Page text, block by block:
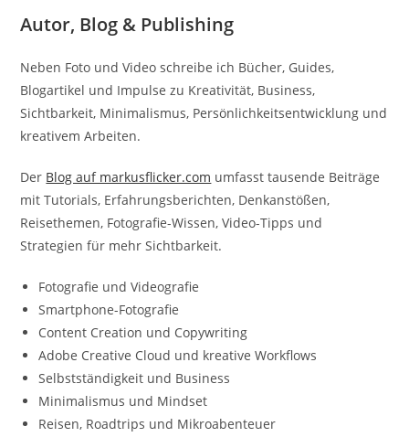
Autor, Blog & Publishing
Neben Foto und Video schreibe ich Bücher, Guides,
Blogartikel und Impulse zu Kreativität, Business,
Sichtbarkeit, Minimalismus, Persönlichkeitsentwicklung und
kreativem Arbeiten.
Der Blog auf markusflicker.com umfasst tausende Beiträge
mit Tutorials, Erfahrungsberichten, Denkanstößen,
Reisethemen, Fotografie-Wissen, Video-Tipps und
Strategien für mehr Sichtbarkeit.
Fotografie und Videografie
Smartphone-Fotografie
Content Creation und Copywriting
Adobe Creative Cloud und kreative Workflows
Selbstständigkeit und Business
Minimalismus und Mindset
Reisen, Roadtrips und Mikroabenteuer